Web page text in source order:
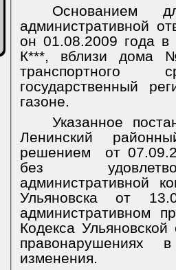
Основанием
административной
он 01.08.2009 года
К***, вблизи
государственный
газоне.
Указанное
Ленинский
решением
от
без
административной
Ульяновска от
административном
Кодекса
изменения.